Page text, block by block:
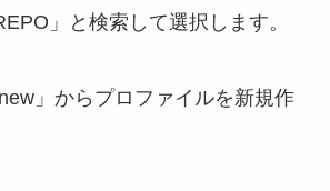
」と検索して選択します。
」からプロファイルを新規作